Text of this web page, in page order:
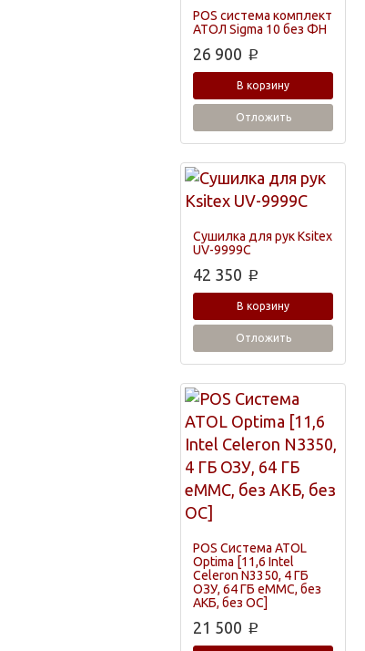
POS система комплект
АТОЛ Sigma 10 без ФН
26 900 p
В корзину
Отложить
Сушилка для рук Ksitex
UV-9999С
42 350 p
В корзину
Отложить
POS Система ATOL
Optima [11,6 Intel
Celeron N3350, 4 ГБ
ОЗУ, 64 ГБ eMMC, без
АКБ, без ОС]
21 500 p